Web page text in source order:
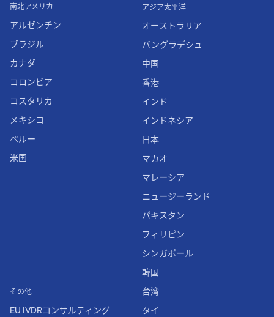
南北アメリカ
アルゼンチン
ブラジル
カナダ
コロンビア
コスタリカ
メキシコ
ペルー
米国
その他
EU IVDRコンサルティング
アジア太平洋
オーストラリア
バングラデシュ
中国
香港
インド
インドネシア
日本
マカオ
マレーシア
ニュージーランド
パキスタン
フィリピン
シンガポール
韓国
台湾
タイ